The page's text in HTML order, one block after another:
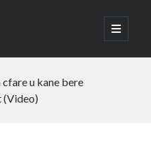
open
primary
u kane bere
(Video)